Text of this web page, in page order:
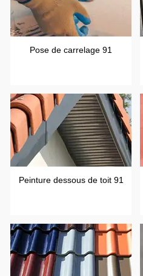
Pose de carrelage 91
Peinture dessous de toit 91